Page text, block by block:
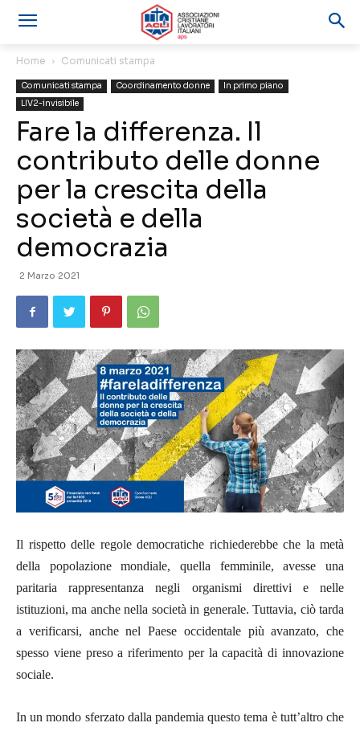
Home Comunicati stampa
Comunicati stampa Coordinamento donne
In primo piano
LIV2-invisibile
Fare la differenza. Il
contributo delle donne
per la crescita della
società e della
democrazia
2 Marzo 2021
Il rispetto delle regole democratiche richiederebbe che la metà
della popolazione mondiale, quella femminile, avesse una
paritaria rappresentanza negli organismi direttivi e nelle
istituzioni, ma anche nella società in generale. Tuttavia, ciò tarda
a verificarsi, anche nel Paese occidentale più avanzato, che
spesso viene preso a riferimento per la capacità di innovazione
sociale.
In un mondo sferzato dalla pandemia questo tema è tutt’altro che